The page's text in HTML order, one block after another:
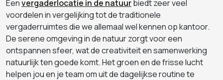
Eenvergaderlocatie in de natuurbiedt zeer veel
voordelen in vergelijking tot de traditionele
vergaderruimtes die we allemaal wel kennen op kantoor.
De serene omgeving in de natuur zorgt voor een
ontspannen sfeer, wat de creativiteit en samenwerking
natuurlijk ten goede komt. Het groen en de frisse lucht
helpen jou en je team om uit de dagelijkse routine te